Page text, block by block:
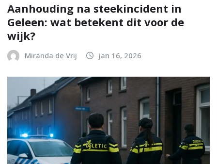
Aanhouding na steekincident in
Geleen: wat betekent dit voor de
wijk?
Miranda de Vrij jan 16, 2026